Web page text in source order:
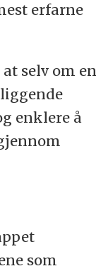
erfarne
selv om en
enklere å
som